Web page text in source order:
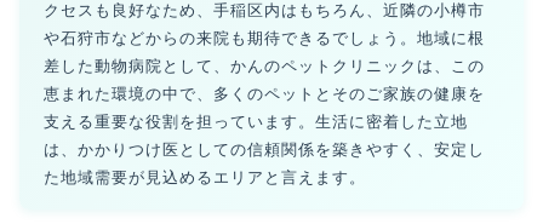
クセスも良好なため、手稲区内はもちろん、近隣の小樽市
や石狩市などからの来院も期待できるでしょう。地域に根
差した動物病院として、かんのペットクリニックは、この
恵まれた環境の中で、多くのペットとそのご家族の健康を
支える重要な役割を担っています。生活に密着した立地
は、かかりつけ医としての信頼関係を築きやすく、安定し
た地域需要が見込めるエリアと言えます。